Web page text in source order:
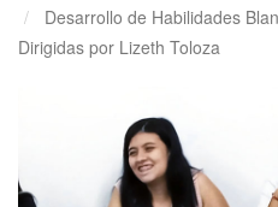
Desarrollo de Habilidades
Dirigidas por Lizeth Toloza